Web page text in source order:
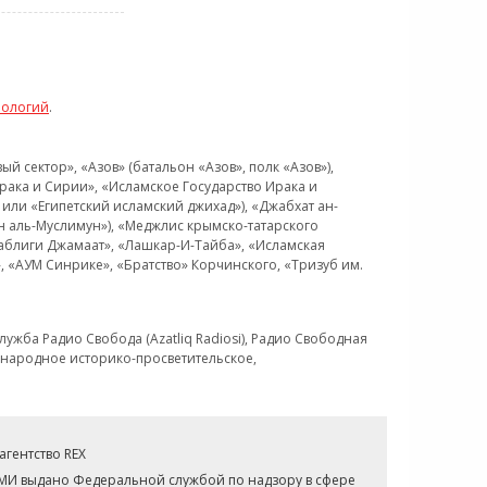
.
«Азов» (батальон «Азов», полк «Азов»),
и Сирии», «Исламское Государство Ирака и
«Египетский исламский джихад»), «Джабхат ан-
Муслимун»), «Меджлис крымско-татарского
Джамаат», «Лашкар-И-Тайба», «Исламская
Синрике», «Братство» Корчинского, «Тризуб им.
Радио Свобода (Azatliq Radiosi), Радио Свободная
историко-просветительское,
REX
выдано Федеральной службой по надзору в сфере